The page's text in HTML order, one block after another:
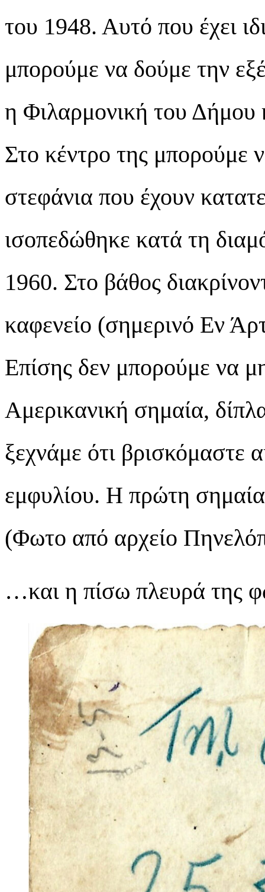
του 1948. Αυτό που έχει
μπορούμε να δούμε την
η Φιλαρμονική του Δήμου
Στο κέντρο της μπορούμε
στεφάνια που έχουν
ισοπεδώθηκε κατά τη
1960. Στο βάθος
καφενείο (σημερινό Εν
Επίσης δεν μπορούμε να
Αμερικανική σημαία,
ξεχνάμε ότι βρισκόμαστε
εμφυλίου. Η πρώτη
(Φωτο από αρχείο
…και η πίσω πλευρά της